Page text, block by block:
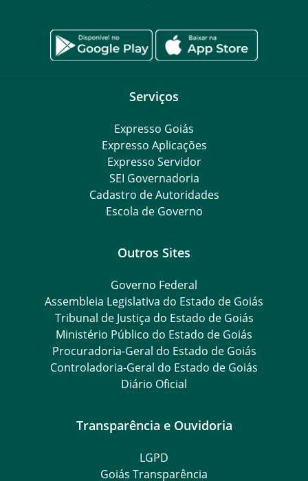
Serviços
Expresso Goiás
Expresso Aplicações
Expresso Servidor
SEI Governadoria
Cadastro de Autoridades
Escola de Governo
Outros Sites
Governo Federal
Assembleia Legislativa do Estado de Goiás
Tribunal de Justiça do Estado de Goiás
Ministério Público do Estado de Goiás
Procuradoria-Geral do Estado de Goiás
Controladoria-Geral do Estado de Goiás
Diário Oficial
Transparência e Ouvidoria
LGPD
Goiás Transparência